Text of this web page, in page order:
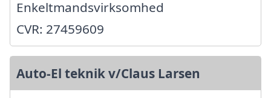
Enkeltmandsvirksomhed
CVR: 27459609
Auto-El teknik v/Claus Larsen